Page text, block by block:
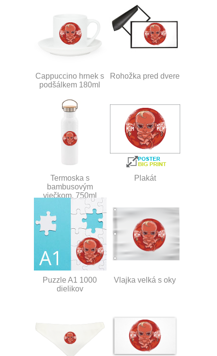
Cappuccino hrnek s
podšálkem 180ml
Rohožka pred dvere
Termoska s
bambusovým
viečkom, 750ml
Plakát
Puzzle A1 1000
dielikov
Vlajka velká s oky